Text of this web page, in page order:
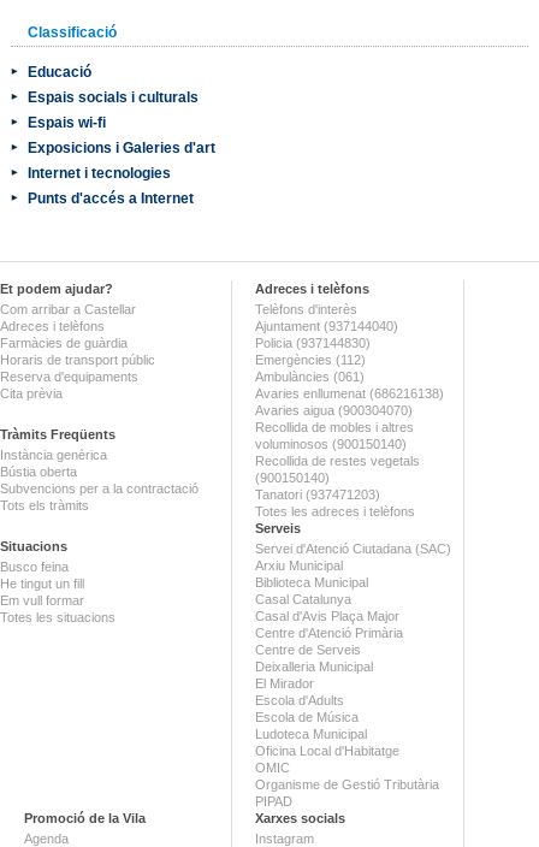
Classificació
Educació
Espais socials i culturals
Espais wi-fi
Exposicions i Galeries d'art
Internet i tecnologies
Punts d'accés a Internet
Et podem ajudar?
Com arribar a Castellar
Adreces i telèfons
Farmàcies de guàrdia
Horaris de transport públic
Reserva d'equipaments
Cita prèvia
Tràmits Freqüents
Instància genèrica
Bústia oberta
Subvencions per a la contractació
Tots els tràmits
Situacions
Busco feina
He tingut un fill
Em vull formar
Totes les situacions
Adreces i telèfons
Telèfons d'interès
Ajuntament (937144040)
Policia (937144830)
Emergències (112)
Ambulàncies (061)
Avaries enllumenat (686216138)
Avaries aigua (900304070)
Recollida de mobles i altres
voluminosos (900150140)
Recollida de restes vegetals
(900150140)
Tanatori (937471203)
Totes les adreces i telèfons
Serveis
Servei d'Atenció Ciutadana (SAC)
Arxiu Municipal
Biblioteca Municipal
Casal Catalunya
Casal d'Avis Plaça Major
Centre d'Atenció Primària
Centre de Serveis
Deixalleria Municipal
El Mirador
Escola d'Adults
Escola de Música
Ludoteca Municipal
Oficina Local d'Habitatge
OMIC
Organisme de Gestió Tributària
PIPAD
Promoció de la Vila
Agenda
Xarxes socials
Instagram